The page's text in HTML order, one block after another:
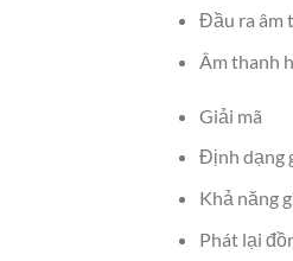
Đầu ra âm
Âm thanh
Giải mã
Định dạng
Khả năng
Phát lại